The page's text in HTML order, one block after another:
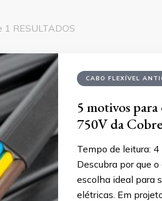
RESULTADOS
CABO FLEXÍVEL
5 motivos
750V da
Tempo de leitura: 4
Descubra por que
escolha ideal para
elétricas. Em